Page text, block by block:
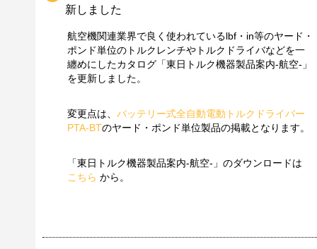
新しました
航空機関連業界で良く使われているlbf・in等のヤード・
ポンド単位のトルクレンチやトルクドライバなどを一
纏めにしたカタログ「東日トルク機器製品案内-航空-」
を更新しました。
変更点は、 バッテリー式全自動電動トルクドライバー
PTA-BTのヤード・ポンド単位製品の掲載となります。
「東日トルク機器製品案内-航空-」のダウンロードは
こちら から。